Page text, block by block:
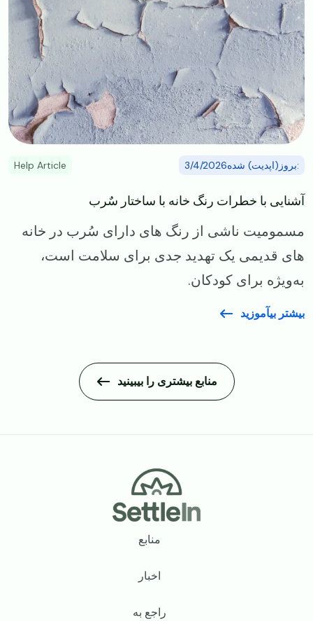
:بروز(اپدیت) شده3/4/2026 Help Article
آشنایی با خطرات رنگ خانه با ساختار سٌرب
مسمومیت ناشی از رنگ‌ های دارای سُرب در خانه‌
های قدیمی یک تهدید جدی برای سلامت است،
به‌ویژه برای کودکان.
بیشتر بیآموزید
منابع بیشتری را بیبینید
منابع
اخبار
راجع به